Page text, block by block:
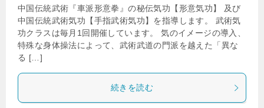
中国伝統武術『車派形意拳』の秘伝気功【形意気功】 及び
中国伝統武術気功【手指武術気功】を指導します。 武術気
功クラスは毎月1回開催しています。 気のイメージの導入、
特殊な身体操法によって、武術武道の門派を越えた「異な
る […]
続きを読む